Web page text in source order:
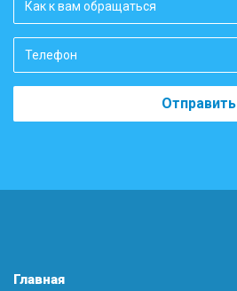
Отправить
Главная